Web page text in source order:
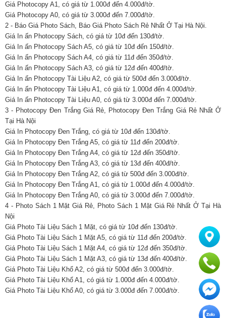
Giá Photocopy A1, có giá từ 1.000đ đến 4.000đ/tờ.
Giá Photocopy A0, có giá từ 3.000đ đến 7.000đ/tờ.
2 - Báo Giá Photo Sách, Báo Giá Photo Sách Rẻ Nhất Ở Tại Hà Nội.
Giá In ấn Photocopy Sách, có giá từ 10đ đến 130đ/tờ.
Giá In ấn Photocopy Sách A5, có giá từ 10đ đến 150đ/tờ.
Giá In ấn Photocopy Sách A4, có giá từ 11đ đến 350đ/tờ.
Giá In ấn Photocopy Sách A3, có giá từ 12đ đến 400đ/tờ.
Giá In ấn Photocopy Tài Liệu A2, có giá từ 500đ đến 3.000đ/tờ.
Giá In ấn Photocopy Tài Liệu A1, có giá từ 1.000đ đến 4.000đ/tờ.
Giá In ấn Photocopy Tài Liệu A0, có giá từ 3.000đ đến 7.000đ/tờ.
3 - Photocopy Đen Trắng Giá Rẻ, Photocopy Đen Trắng Giá Rẻ Nhất Ở
Tại Hà Nội
Giá In Photocopy Đen Trắng, có giá từ 10đ đến 130đ/tờ.
Giá In Photocopy Đen Trắng A5, có giá từ 11đ đến 200đ/tờ.
Giá In Photocopy Đen Trắng A4, có giá từ 12đ đến 350đ/tờ.
Giá In Photocopy Đen Trắng A3, có giá từ 13đ đến 400đ/tờ.
Giá In Photocopy Đen Trắng A2, có giá từ 500đ đến 3.000đ/tờ.
Giá In Photocopy Đen Trắng A1, có giá từ 1.000đ đến 4.000đ/tờ.
Giá In Photocopy Đen Trắng A0, có giá từ 3.000đ đến 7.000đ/tờ.
4 - Photo Sách 1 Mặt Giá Rẻ, Photo Sách 1 Mặt Giá Rẻ Nhất Ở Tại Hà
Nội
Giá Photo Tài Liệu Sách 1 Mặt, có giá từ 10đ đến 130đ/tờ.
Giá Photo Tài Liệu Sách 1 Mặt A5, có giá từ 11đ đến 200đ/tờ.
Giá Photo Tài Liệu Sách 1 Mặt A4, có giá từ 12đ đến 350đ/tờ.
Giá Photo Tài Liệu Sách 1 Mặt A3, có giá từ 13đ đến 400đ/tờ.
Giá Photo Tài Liệu Khổ A2, có giá từ 500đ đến 3.000đ/tờ.
Giá Photo Tài Liệu Khổ A1, có giá từ 1.000đ đến 4.000đ/tờ.
Giá Photo Tài Liệu Khổ A0, có giá từ 3.000đ đến 7.000đ/tờ.